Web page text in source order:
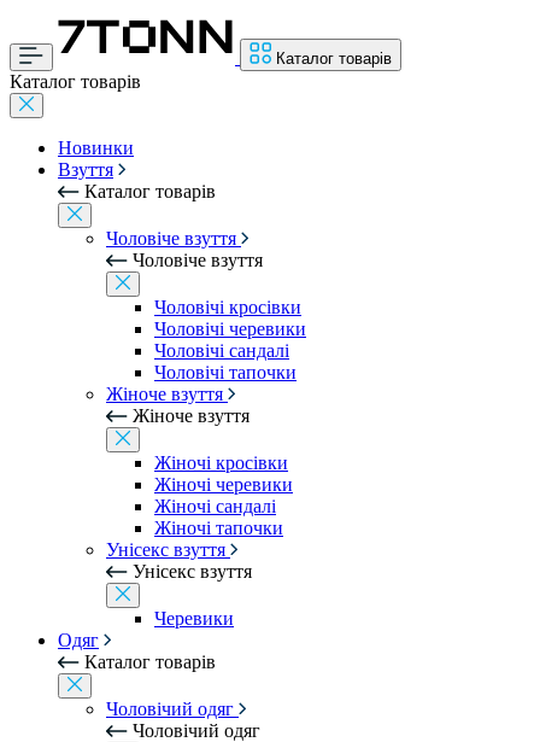
Каталог товарів
Каталог товарів
Новинки
Взуття
Каталог товарів
Чоловіче взуття
Чоловіче взуття
Чоловічі кросівки
Чоловічі черевики
Чоловічі сандалі
Чоловічі тапочки
Жіноче взуття
Жіноче взуття
Жіночі кросівки
Жіночі черевики
Жіночі сандалі
Жіночі тапочки
Унісекс взуття
Унісекс взуття
Черевики
Одяг
Каталог товарів
Чоловічий одяг
Чоловічий одяг